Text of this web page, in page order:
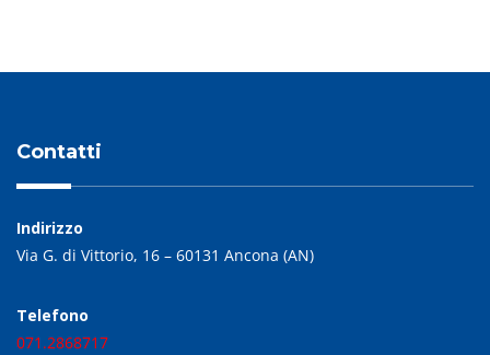
Contatti
Indirizzo
Via G. di Vittorio, 16 – 60131 Ancona (AN)
Telefono
071.2868717